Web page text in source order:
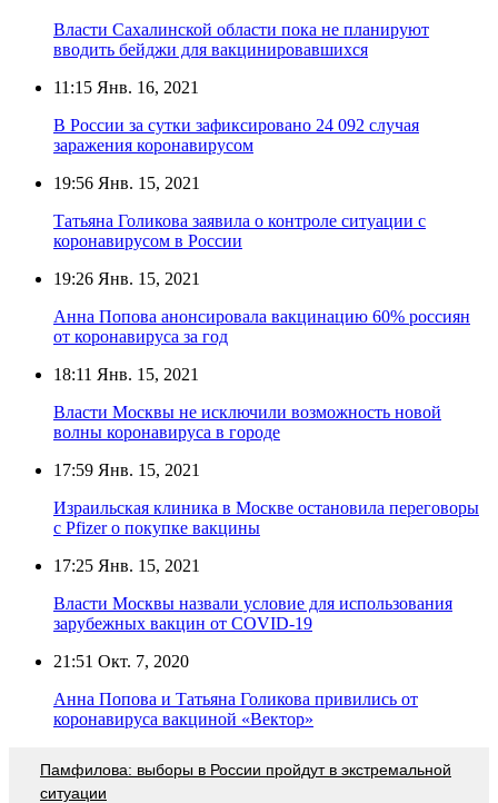
Власти Сахалинской области пока не планируют
вводить бейджи для вакцинировавшихся
11:15 Янв. 16, 2021
В России за сутки зафиксировано 24 092 случая
заражения коронавирусом
19:56 Янв. 15, 2021
Татьяна Голикова заявила о контроле ситуации с
коронавирусом в России
19:26 Янв. 15, 2021
Анна Попова анонсировала вакцинацию 60% россиян
от коронавируса за год
18:11 Янв. 15, 2021
Власти Москвы не исключили возможность новой
волны коронавируса в городе
17:59 Янв. 15, 2021
Израильская клиника в Москве остановила переговоры
с Pfizer о покупке вакцины
17:25 Янв. 15, 2021
Власти Москвы назвали условие для использования
зарубежных вакцин от COVID-19
21:51 Окт. 7, 2020
Анна Попова и Татьяна Голикова привились от
коронавируса вакциной «Вектор»
Памфилова: выборы в России пройдут в экстремальной
ситуации